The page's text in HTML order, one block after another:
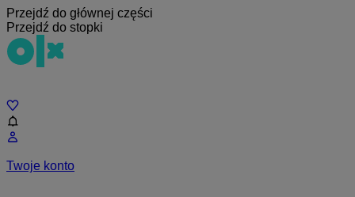
Przejdź do głównej części
Przejdź do stopki
Twoje konto